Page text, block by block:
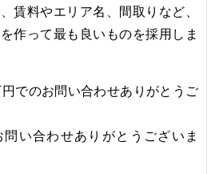
賃料やエリア名、間取りなど、
作って最も良いものを採用しま
でのお問い合わせありがとうご
問い合わせありがとうございま